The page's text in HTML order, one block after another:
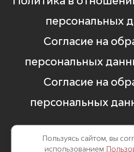
Пользуясь сайтом, вы
использованием
персональных
Согласие на
персональных
Согласие на
персональных